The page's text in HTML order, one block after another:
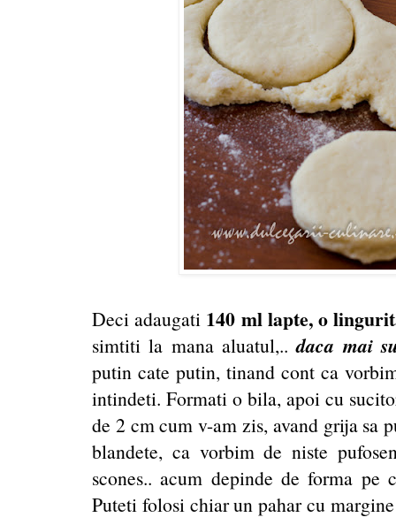
Deci adaugati 140 ml lapte, o
simtiti la mana aluatul,..daca mai
putin cate putin, tinand cont ca
intindeti. Formati o bila, apoi cu
de 2 cm cum v-am zis, avand grija sa
blandete, ca vorbim de niste
scones.. acum depinde de forma
Puteti folosi chiar un pahar cu